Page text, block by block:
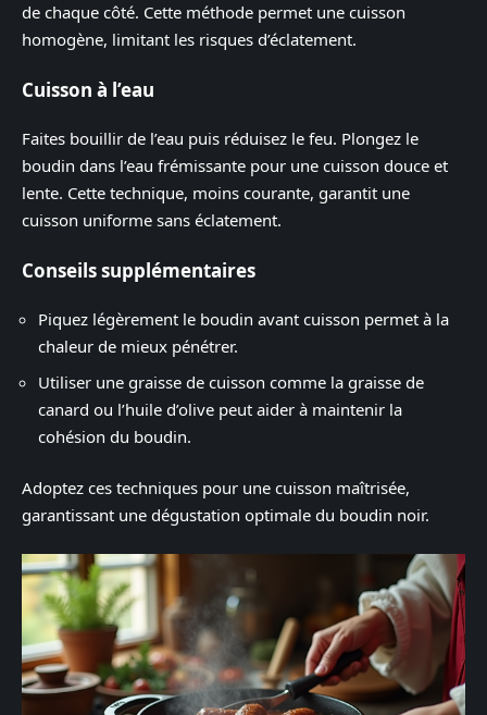
de chaque côté. Cette méthode permet une cuisson
homogène, limitant les risques d’éclatement.
Cuisson à l’eau
Faites bouillir de l’eau puis réduisez le feu. Plongez le
boudin dans l’eau frémissante pour une cuisson douce et
lente. Cette technique, moins courante, garantit une
cuisson uniforme sans éclatement.
Conseils supplémentaires
Piquez légèrement le boudin avant cuisson permet à la
chaleur de mieux pénétrer.
Utiliser une graisse de cuisson comme la graisse de
canard ou l’huile d’olive peut aider à maintenir la
cohésion du boudin.
Adoptez ces techniques pour une cuisson maîtrisée,
garantissant une dégustation optimale du boudin noir.